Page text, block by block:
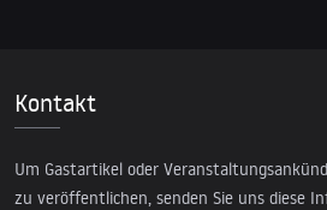
Kontakt
Um Gastartikel oder
zu veröffentlichen, senden Sie uns diese